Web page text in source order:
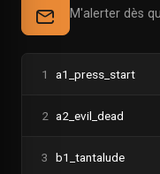
M'alerter dès
1 a1_press_start
2 a2_evil_dead
3 b1_tantalude